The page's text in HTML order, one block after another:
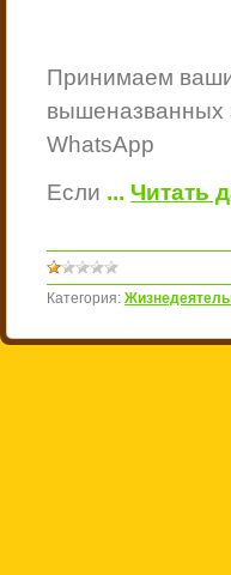
Принимаем
вышеназванных
WhatsApp
Если ... Читать
Категория: